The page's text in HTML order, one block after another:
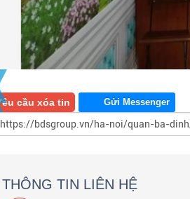
cầu xóa tin Gửi Messenger
THÔNG TIN LIÊN HỆ